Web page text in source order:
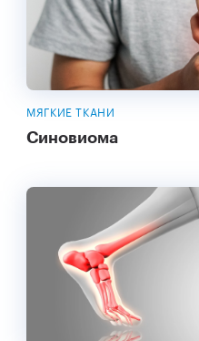
МЯГКИЕ ТКАНИ
Синовиома